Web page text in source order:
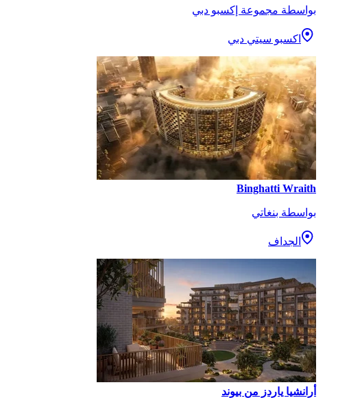
بواسطة مجموعة إكسبو دبي
اكسبو سيتي دبي
Binghatti Wraith
بواسطة بنغاتي
الجداف
أرانشيا ياردز من بيوند